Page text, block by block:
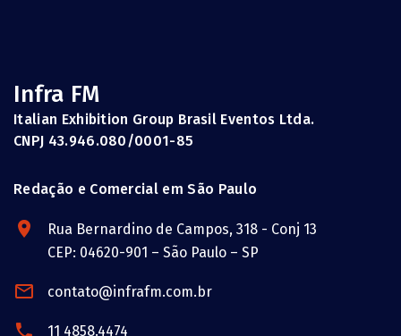
Infra FM
Italian Exhibition Group Brasil Eventos Ltda.
CNPJ 43.946.080/0001-85
Redação e Comercial em São Paulo
Rua Bernardino de Campos, 318 - Conj 13
CEP: 04620-901 – São Paulo – SP
contato@infrafm.com.br
11 4858.4474